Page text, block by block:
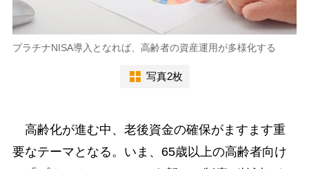
プラチナNISA導入となれば、高齢者の資産運用が多様化する
写真2枚
高齢化が進む中、老後資金の確保がますます重
要なテーマとなる。いま、65歳以上の高齢者向け